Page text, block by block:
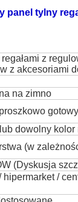
panel tylny
z
z akcesoriami
na zimno
gotowy
dowolny
(w
(Dyskusja
hipermarket /